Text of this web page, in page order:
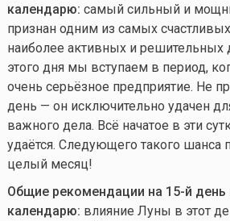
календарю: самый сильный и
признан одним из самых
наиболее активных и решительных
этого дня мы вступаем в период,
очень серьёзное предприятие. Не
день — он исключительно удачен
важного дела. Всё начатое в эти
удаётся. Следующего такого шанса
целый месяц!
Общие рекомендации на 15-й день
календарю: влияние Луны в этот